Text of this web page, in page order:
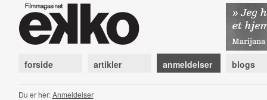
forside artikler anmeldelser blogs
Du er her:Anmeldelser